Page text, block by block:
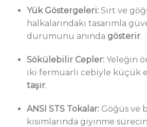
Yük Göstergeleri:Sırt ve
halkalarındaki tasarımla
durumunu anında gösterir.
Sökülebilir Cepler:Yeleğin
iki fermuarlı cebiyle küçük
taşır.
ANSI STS Tokalar:Göğüs ve
kısımlarında giyinme